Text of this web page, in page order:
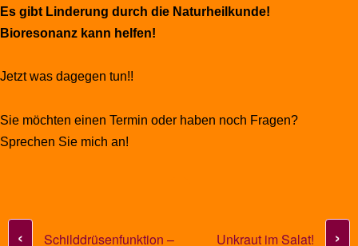
Es gibt Linderung durch die Naturheilkunde!
Bioresonanz kann helfen!
Jetzt was dagegen tun!!
Sie möchten einen Termin oder haben noch Fragen?
Sprechen Sie mich an!
‹
Schilddrüsenfunktion –
Unkraut im Salat! ›